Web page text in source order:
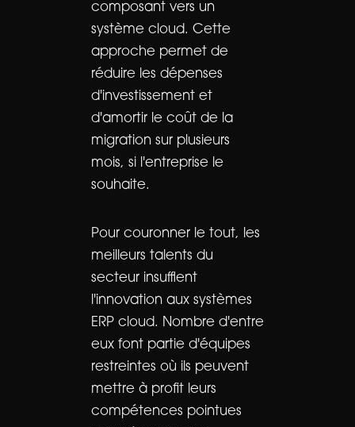
composant vers un
système cloud. Cette
approche permet de
réduire les dépenses
d'investissement et
d'amortir le coût de la
migration sur plusieurs
mois, si l'entreprise le
souhaite.
Pour couronner le tout, les
meilleurs talents du
secteur insufflent
l'innovation aux systèmes
ERP cloud. Nombre d'entre
eux font partie d'équipes
restreintes où ils peuvent
mettre à profit leurs
compétences pointues